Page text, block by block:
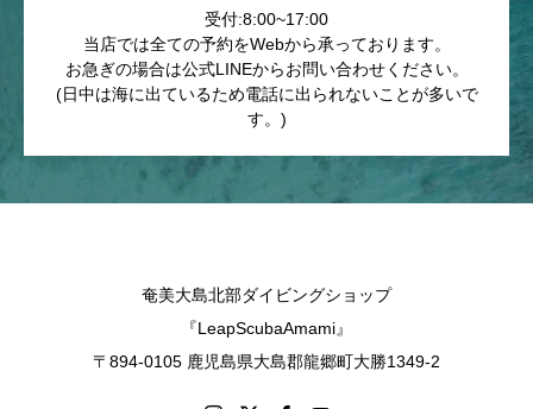
受付:8:00~17:00
当店では全ての予約をWebから承っております。
お急ぎの場合は公式LINEからお問い合わせください。
(日中は海に出ているため電話に出られないことが多いで
す。)
奄美大島北部ダイビングショップ
『LeapScubaAmami』
〒894-0105 鹿児島県大島郡龍郷町大勝1349-2